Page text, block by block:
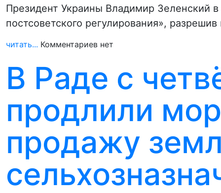
Президент Украины Владимир Зеленский
постсоветского регулирования»,
читать... Комментариев нет
В Раде с
продлили
продажу